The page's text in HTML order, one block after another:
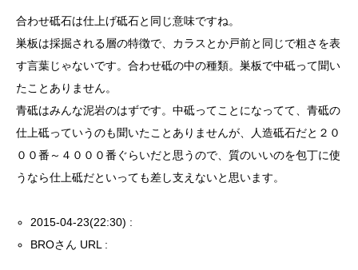
合わせ砥石は仕上げ砥石と同じ意味ですね。
巣板は採掘される層の特徴で、カラスとか戸前と同じで粗さを表
す言葉じゃないです。合わせ砥の中の種類。巣板で中砥って聞い
たことありません。
青砥はみんな泥岩のはずです。中砥ってことになってて、青砥の
仕上砥っていうのも聞いたことありませんが、人造砥石だと２０
００番～４０００番ぐらいだと思うので、質のいいのを包丁に使
うなら仕上砥だといっても差し支えないと思います。
2015-04-23(22:30) :
BROさん URL :